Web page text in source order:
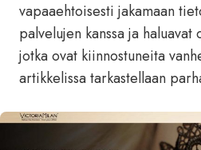
vapaaehtoisesti jakamaan
palvelujen kanssa ja
jotka ovat kiinnostuneita
artikkelissa tarkastellaan